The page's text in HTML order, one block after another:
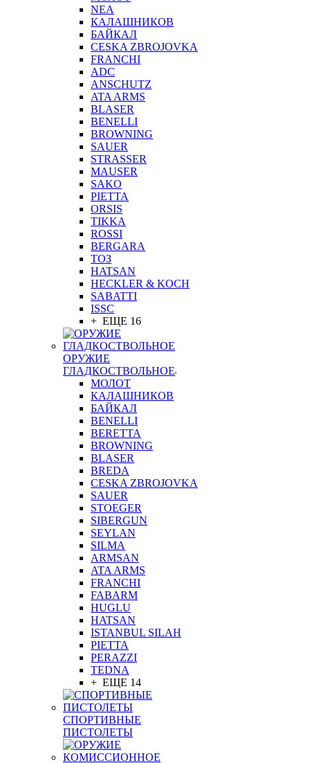
NEA
КАЛАШНИКОВ
БАЙКАЛ
CESKA ZBROJOVKA
FRANCHI
ADC
ANSCHUTZ
ATA ARMS
BLASER
BENELLI
BROWNING
SAUER
STRASSER
MAUSER
SAKO
PIETTA
ORSIS
TIKKA
ROSSI
BERGARA
ТОЗ
HATSAN
HECKLER & KOCH
SABATTI
ISSC
+ ЕЩЕ 16
ОРУЖИЕ
ГЛАДКОСТВОЛЬНОЕ
МОЛОТ
КАЛАШНИКОВ
БАЙКАЛ
BENELLI
BERETTA
BROWNING
BLASER
BREDA
CESKA ZBROJOVKA
SAUER
STOEGER
SIBERGUN
SEYLAN
SILMA
ARMSAN
ATA ARMS
FRANCHI
FABARM
HUGLU
HATSAN
ISTANBUL SILAH
PIETTA
PERAZZI
TEDNA
+ ЕЩЕ 14
СПОРТИВНЫЕ
ПИСТОЛЕТЫ